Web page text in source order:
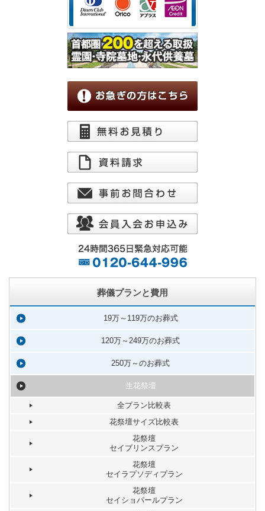
葬儀プランと費用
19万～119万のお葬式
120万～249万のお葬式
250万～のお葬式
生花祭壇
全プラン比較表
花祭壇サイズ比較表
花祭壇
セイプリンスプラン
花祭壇
セイラプソディプラン
花祭壇
セイショパールプラン